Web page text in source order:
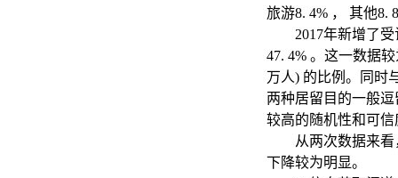
旅游8. 4% ， 其他8.
2017年新增了
47. 4% 。这一数据
万人) 的比例。同时
两种居留目的一般
较高的随机性和可信
从两次数据来
下降较为明显。